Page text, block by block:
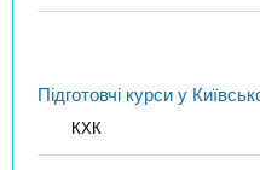
Підготовчі курси у
КХК